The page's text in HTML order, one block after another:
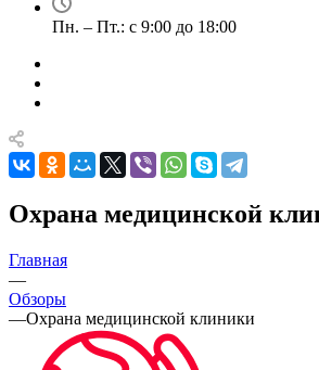
Пн. – Пт.: с 9:00 до 18:00
Охрана медицинской
Главная
—
Обзоры
—Охрана медицинской клиники